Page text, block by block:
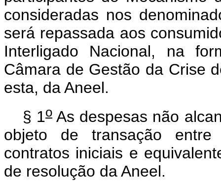
consideradas nos
será repassada aos
Interligado Nacional, na
Câmara de Gestão da Crise
esta, da Aneel.
§ 1oAs despesas não
objeto de transação entre
contratos iniciais e
de resolução da Aneel.